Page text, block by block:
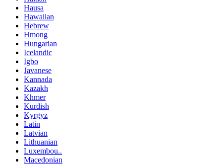
Hausa
Hawaiian
Hebrew
Hmong
Hungarian
Icelandic
Igbo
Javanese
Kannada
Kazakh
Khmer
Kurdish
Kyrgyz
Latin
Latvian
Lithuanian
Luxembou..
Macedonian